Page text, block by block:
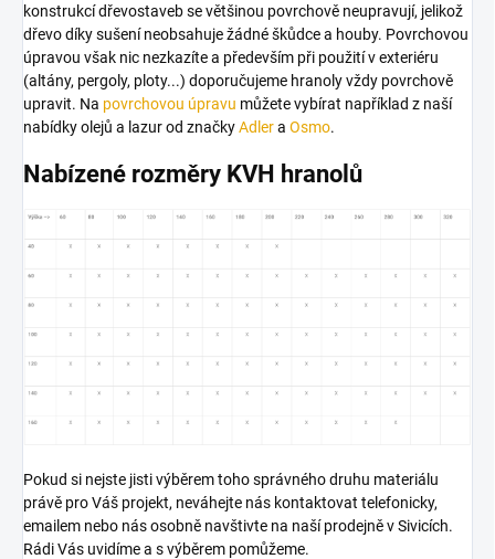
konstrukcí dřevostaveb se většinou povrchově neupravují, jelikož
dřevo díky sušení neobsahuje žádné škůdce a houby. Povrchovou
úpravou však nic nezkazíte a především při použití v exteriéru
(altány, pergoly, ploty...) doporučujeme hranoly vždy povrchově
upravit. Na povrchovou úpravu můžete vybírat například z naší
nabídky olejů a lazur od značkyAdlera Osmo.
Nabízené rozměry KVH hranolů
Pokud si nejste jisti výběrem toho správného druhu materiálu
právě pro Váš projekt, neváhejte nás kontaktovat telefonicky,
emailem nebo nás osobně navštivte na naší prodejně v Sivicích.
Rádi Vás uvidíme a s výběrem pomůžeme.